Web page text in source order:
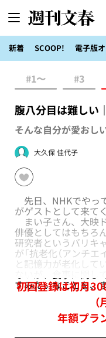
新着 SCOOP! 電子版
#1〜 #3
腹八分目は難しい
そんな自分が愛お
大久保 佳代子
先日、NHKでやっ
がゲストとして来て
まい子さん、大映
俳優としてはもちろ
研究者というバリキ
が「抗老化（アンチエ
と記憶力が老化して
すみたいなことを、
初回登録は初月
年額プラ